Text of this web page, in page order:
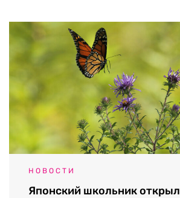
НОВОСТИ
Японский школьник открыл